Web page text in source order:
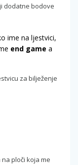
dodatne bodove
ime na ljestvici,
end game a
za bilježenje
ploči koja me